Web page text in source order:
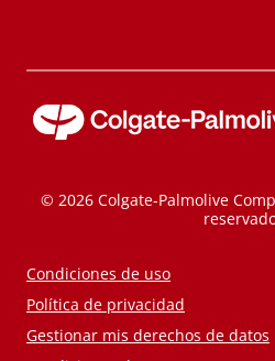
© 2026 Colgate-Palmolive
Condiciones de uso
Política de privacidad
Gestionar mis derechos de datos